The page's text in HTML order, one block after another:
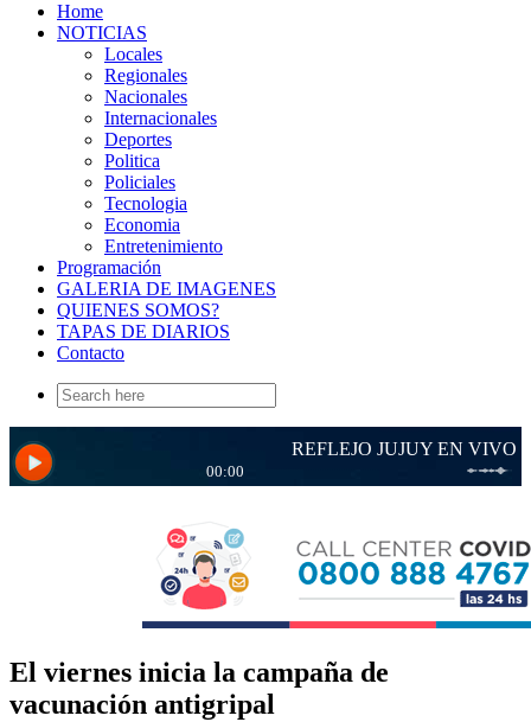
Home
NOTICIAS
Locales
Regionales
Nacionales
Internacionales
Deportes
Politica
Policiales
Tecnologia
Economia
Entretenimiento
Programación
GALERIA DE IMAGENES
QUIENES SOMOS?
TAPAS DE DIARIOS
Contacto
Search
for:
El viernes inicia la campaña de
vacunación antigripal